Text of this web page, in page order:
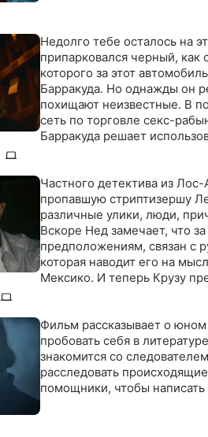
Недолго тебе осталось на
припарковался черный,
которого за этот
Барракуда. Но однажды он
похищают неизвестные. В
сеть по торговле секс-
Барракуда решает
Частного детектива из
пропавшую стриптизершу
различные улики, люди,
Вскоре Нед замечает, что
предположениям, связан с
которая наводит его на
Мексико. И теперь Крузу
коррумпированными
жизней, тридцать
объяснить
Фильм рассказывает о
пробовать себя в
знакомится со
расследовать
помощники, чтобы